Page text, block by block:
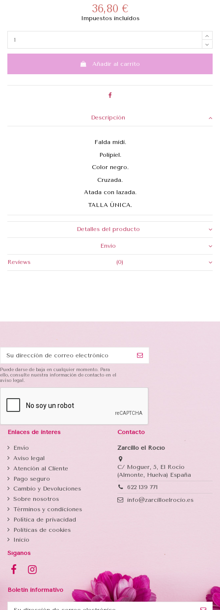
36,80 €
Impuestos incluidos
Añadir al carrito
Descripción
Falda midi.
Polipiel.
Color negro.
Cruzada.
Atada con lazada.
TALLA ÚNICA.
Detalles del producto
Envio
Reviews (0)
Puede darse de baja en cualquier momento. Para
ello, consulte nuestra información de contacto en el
aviso legal.
Enlaces de interés
Envío
Aviso legal
Atención al Cliente
Pago seguro
Cambio y Devoluciones
Sobre nosotros
Términos y condiciones
Política de privacidad
Politicas de cookies
Inicio
Contacto
Zarcillo el Rocío
C/ Moguer, 5, El Rocío
(Almonte, Huelva) España
622 139 771
info@zarcilloelrocio.es
Síganos
Boletin informativo